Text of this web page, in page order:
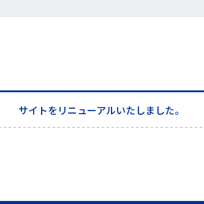
サイトをリニューアルいたしました。